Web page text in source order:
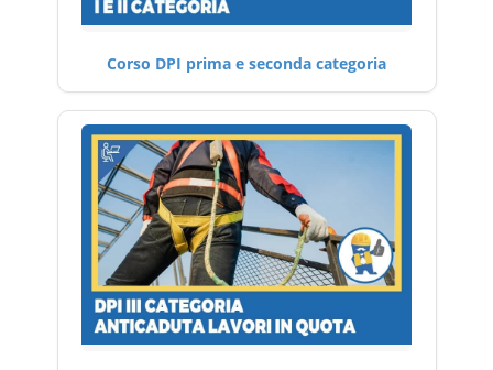
Corso DPI prima e seconda categoria